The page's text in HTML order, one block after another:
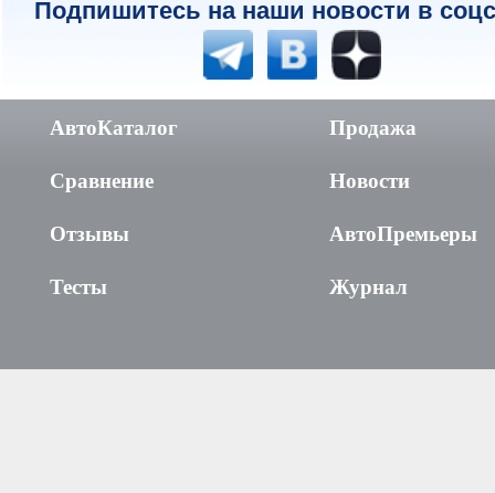
Подпишитесь на наши новости в
АвтоКаталог
Сравнение
Отзывы
Тесты
Продажа
Новости
АвтоПремьеры
Журнал